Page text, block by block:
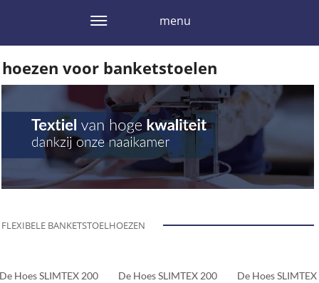
menu
hoezen voor banketstoelen
FLEXIBELE BANKETSTOELHOEZEN
De Hoes SLIMTEX 200
De Hoes SLIMTEX 200
De Hoes